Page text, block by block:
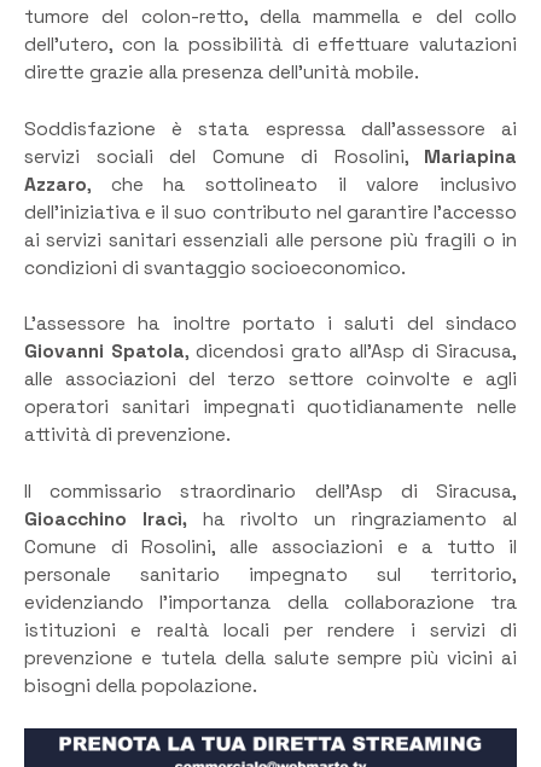
tumore del colon-retto, della mammella e del collo
dell’utero, con la possibilità di effettuare valutazioni
dirette grazie alla presenza dell’unità mobile.
Soddisfazione è stata espressa dall’assessore ai
servizi sociali del Comune di Rosolini, Mariapina
Azzaro, che ha sottolineato il valore inclusivo
dell’iniziativa e il suo contributo nel garantire l’accesso
ai servizi sanitari essenziali alle persone più fragili o in
condizioni di svantaggio socioeconomico.
L’assessore ha inoltre portato i saluti del sindaco
Giovanni Spatola, dicendosi grato all’Asp di Siracusa,
alle associazioni del terzo settore coinvolte e agli
operatori sanitari impegnati quotidianamente nelle
attività di prevenzione.
Il commissario straordinario dell’Asp di Siracusa,
Gioacchino Iracì, ha rivolto un ringraziamento al
Comune di Rosolini, alle associazioni e a tutto il
personale sanitario impegnato sul territorio,
evidenziando l’importanza della collaborazione tra
istituzioni e realtà locali per rendere i servizi di
prevenzione e tutela della salute sempre più vicini ai
bisogni della popolazione.